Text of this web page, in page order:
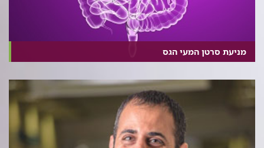
מניעת סרטן המעי הגס